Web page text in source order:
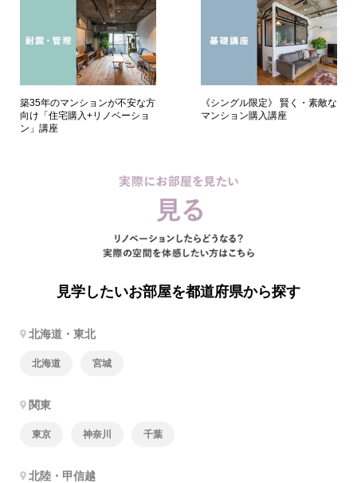
築35年のマンションが不安な方
向け「住宅購入+リノベーショ
ン」講座
《シングル限定》 賢く・素敵な
マンション購入講座
見学したいお部屋を都道府県から探す
北海道・東北
北海道 宮城
関東
東京 神奈川 千葉
北陸・甲信越